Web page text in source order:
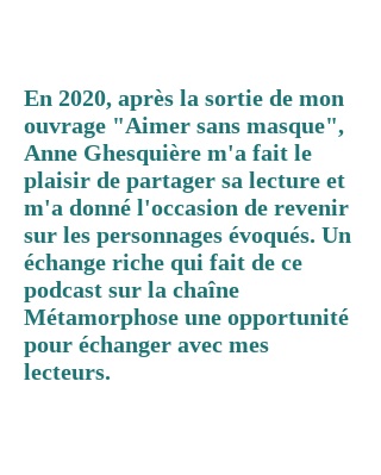
En 2020, après la sortie de mon
ouvrage "Aimer sans masque",
Anne Ghesquière m'a fait le
plaisir de partager sa lecture et
m'a donné l'occasion de revenir
sur les personnages évoqués. Un
échange riche qui fait de ce
podcast sur la chaîne
Métamorphose une opportunité
pour échanger avec mes
lecteurs.